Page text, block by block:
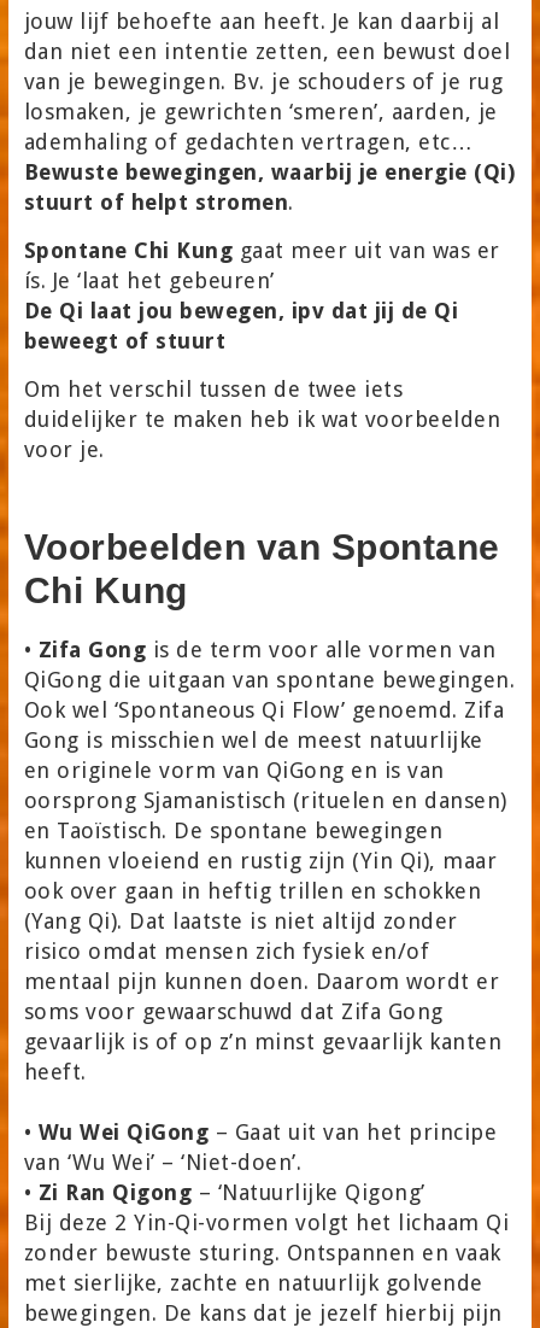
jouw lijf behoefte aan heeft. Je kan daarbij al
dan niet een intentie zetten, een bewust doel
van je bewegingen. Bv. je schouders of je rug
losmaken, je gewrichten ‘smeren’, aarden, je
ademhaling of gedachten vertragen, etc…
Bewuste bewegingen, waarbij je energie (Qi)
stuurt of helpt stromen.
Spontane Chi Kung gaat meer uit van was er
ís. Je ‘laat het gebeuren’
De Qi laat jou bewegen, ipv dat jij de Qi
beweegt of stuurt
Om het verschil tussen de twee iets
duidelijker te maken heb ik wat voorbeelden
voor je.
Voorbeelden van Spontane
Chi Kung
• Zifa Gong is de term voor alle vormen van
QiGong die uitgaan van spontane bewegingen.
Ook wel ‘Spontaneous Qi Flow’ genoemd. Zifa
Gong is misschien wel de meest natuurlijke
en originele vorm van QiGong en is van
oorsprong Sjamanistisch (rituelen en dansen)
en Taoïstisch. De spontane bewegingen
kunnen vloeiend en rustig zijn (Yin Qi), maar
ook over gaan in heftig trillen en schokken
(Yang Qi). Dat laatste is niet altijd zonder
risico omdat mensen zich fysiek en/of
mentaal pijn kunnen doen. Daarom wordt er
soms voor gewaarschuwd dat Zifa Gong
gevaarlijk is of op z’n minst gevaarlijk kanten
heeft.
• Wu Wei QiGong – Gaat uit van het principe
van ‘Wu Wei’ – ‘Niet-doen’.
• Zi Ran Qigong – ‘Natuurlijke Qigong’
Bij deze 2 Yin-Qi-vormen volgt het lichaam Qi
zonder bewuste sturing. Ontspannen en vaak
met sierlijke, zachte en natuurlijk golvende
bewegingen. De kans dat je jezelf hierbij pijn